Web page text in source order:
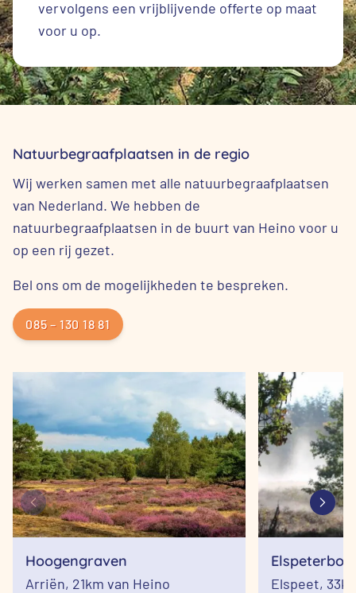
vervolgens een vrijblijvende offerte op maat
voor u op.
Natuurbegraafplaatsen in de regio
Wij werken samen met alle natuurbegraafplaatsen
van Nederland. We hebben de
natuurbegraafplaatsen in de buurt van Heino voor u
op een rij gezet.
Bel ons om de mogelijkheden te bespreken.
085 – 130 18 81
Hoogengraven
Arriën, 21km van Heino
Elspeterbos
Elspeet,